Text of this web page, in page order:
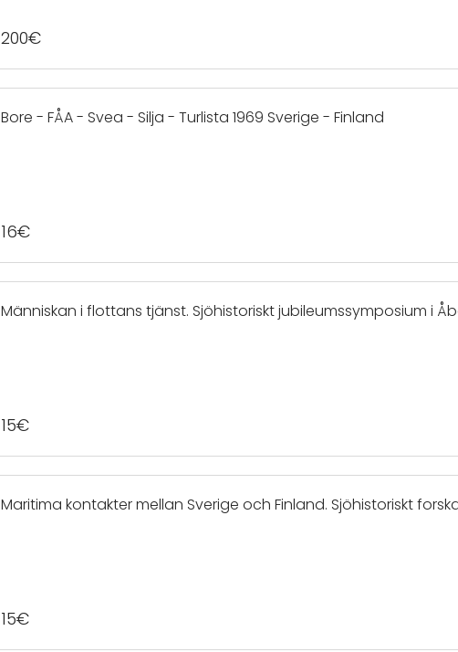
200€
Bore - FÅA - Svea - Silja - Turlista 1969 Sverige - Finland
16€
Människan i flottans tjänst. Sjöhistoriskt jubileumssymposium i
15€
Maritima kontakter mellan Sverige och Finland. Sjöhistoriskt
15€